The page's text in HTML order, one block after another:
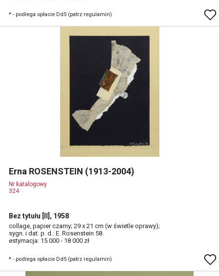
* - podlega opłacie DdS (patrz regulamin)
Erna ROSENSTEIN (1913-2004)
Nr katalogowy
324
Bez tytułu [II], 1958
collage, papier czarny; 29 x 21 cm (w świetle oprawy);
sygn. i dat. p. d.: E. Rosenstein 58.
estymacja: 15 000 - 18 000 zł
* - podlega opłacie DdS (patrz regulamin)